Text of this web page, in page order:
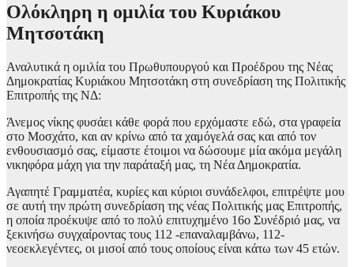
Ολόκληρη η ομιλία του Κυριάκου
Μητσοτάκη
Αναλυτικά η ομιλία του Πρωθυπουργού και Προέδρου της Νέας
Δημοκρατίας Κυριάκου Μητσοτάκη στη συνεδρίαση της Πολιτικής
Επιτροπής της ΝΔ:
Άνεμος νίκης φυσάει κάθε φορά που ερχόμαστε εδώ, στα γραφεία
στο Μοσχάτο, και αν κρίνω από τα χαμόγελά σας και από τον
ενθουσιασμό σας, είμαστε έτοιμοι να δώσουμε μία ακόμα μεγάλη
νικηφόρα μάχη για την παράταξή μας, τη Νέα Δημοκρατία.
Αγαπητέ Γραμματέα, κυρίες και κύριοι συνάδελφοι, επιτρέψτε μου
σε αυτή την πρώτη συνεδρίαση της νέας Πολιτικής μας Επιτροπής,
η οποία προέκυψε από το πολύ επιτυχημένο 16ο Συνέδριό μας, να
ξεκινήσω συγχαίροντας τους 112 -επαναλαμβάνω, 112-
νεοεκλεγέντες, οι μισοί από τους οποίους είναι κάτω των 45 ετών.